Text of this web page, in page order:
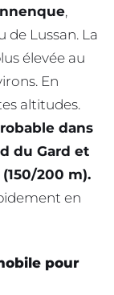
,
de Lussan. La
élevée au
En
altitudes.
dans
du Gard et
200 m).
en
pour